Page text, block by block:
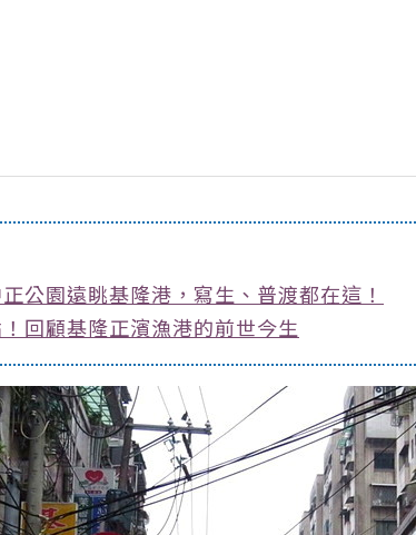
公園遠眺基隆港，寫生、普渡都在這！
回顧基隆正濱漁港的前世今生